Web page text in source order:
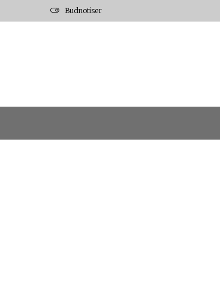
Budnotiser